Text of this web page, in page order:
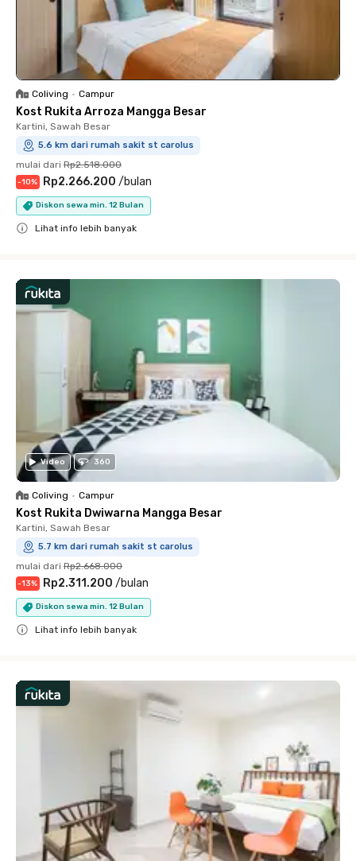
Coliving • Campur
Kost Rukita Arroza Mangga Besar
Kartini, Sawah Besar
5.6 km dari rumah sakit st carolus
mulai dari Rp2.518.000
-10% Rp2.266.200 /bulan
Diskon sewa min. 12 Bulan
Lihat info lebih banyak
Video 360
Coliving • Campur
Kost Rukita Dwiwarna Mangga Besar
Kartini, Sawah Besar
5.7 km dari rumah sakit st carolus
mulai dari Rp2.668.000
-13% Rp2.311.200 /bulan
Diskon sewa min. 12 Bulan
Lihat info lebih banyak